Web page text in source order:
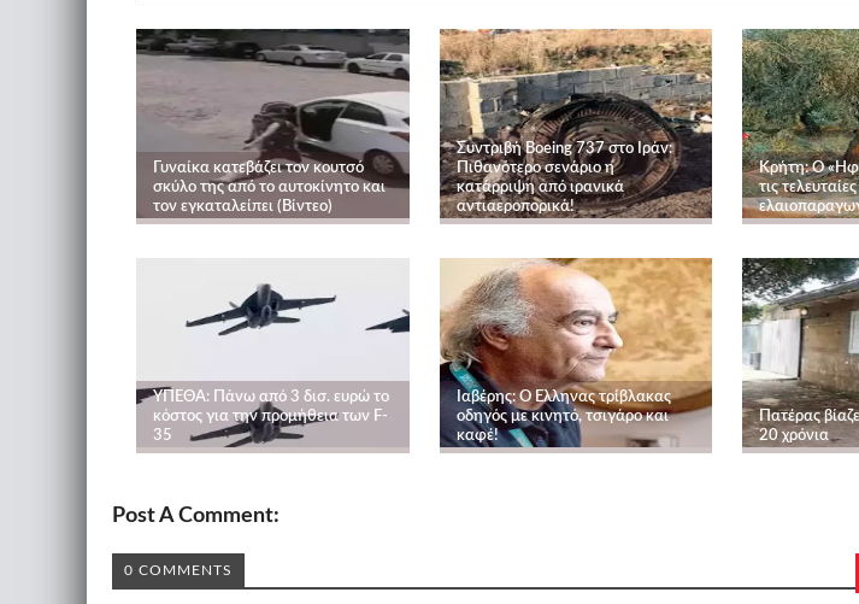
Γυναίκα κατεβάζει τον κουτσό
σκύλο της από το αυτοκίνητο και
τον εγκαταλείπει (Βίντεο)
Συντριβή Boeing 737 στο Ιράν:
Πιθανότερο σενάριο η
κατάρριψη από ιρανικά
αντιαεροπορικά!
Κρήτη: Ο
τις
ΥΠΕΘΑ: Πάνω από 3 δισ. ευρώ το
κόστος για την προμήθεια των F-
35
Ιαβέρης: Ο Έλληνας τρίβλακας
οδηγός με κινητό, τσιγάρο και
καφέ!
Πατέρας
20 χρόνια
Post A Comment:
0 COMMENTS